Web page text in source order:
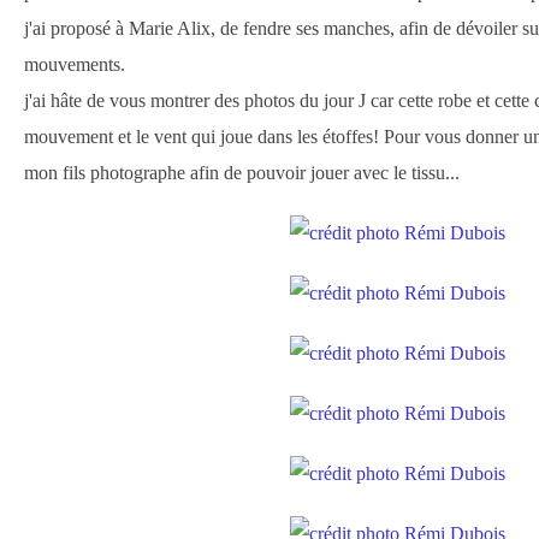
j'ai proposé à Marie Alix, de fendre ses manches, afin de dévoiler
mouvements.
j'ai hâte de vous montrer des photos du jour J car cette robe et cette
mouvement et le vent qui joue dans les étoffes! Pour vous donner
mon fils photographe afin de pouvoir jouer avec le tissu...